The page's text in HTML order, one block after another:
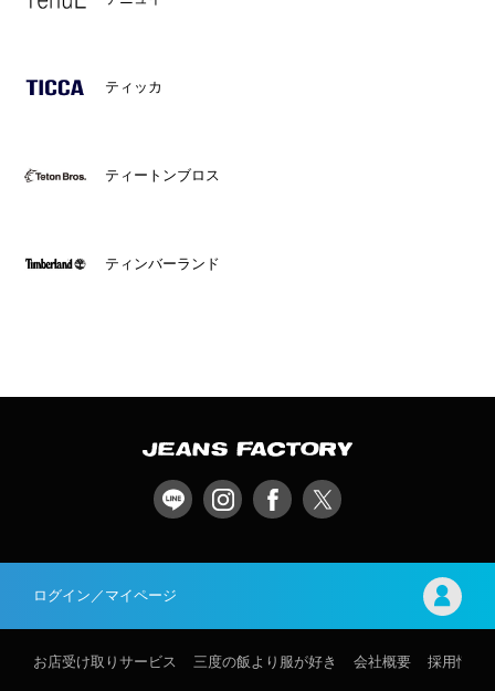
ティッカ
ティートンブロス
ティンバーランド
ログイン／マイページ
お店受け取りサービス 三度の飯より服が好き 会社概要 採用情報